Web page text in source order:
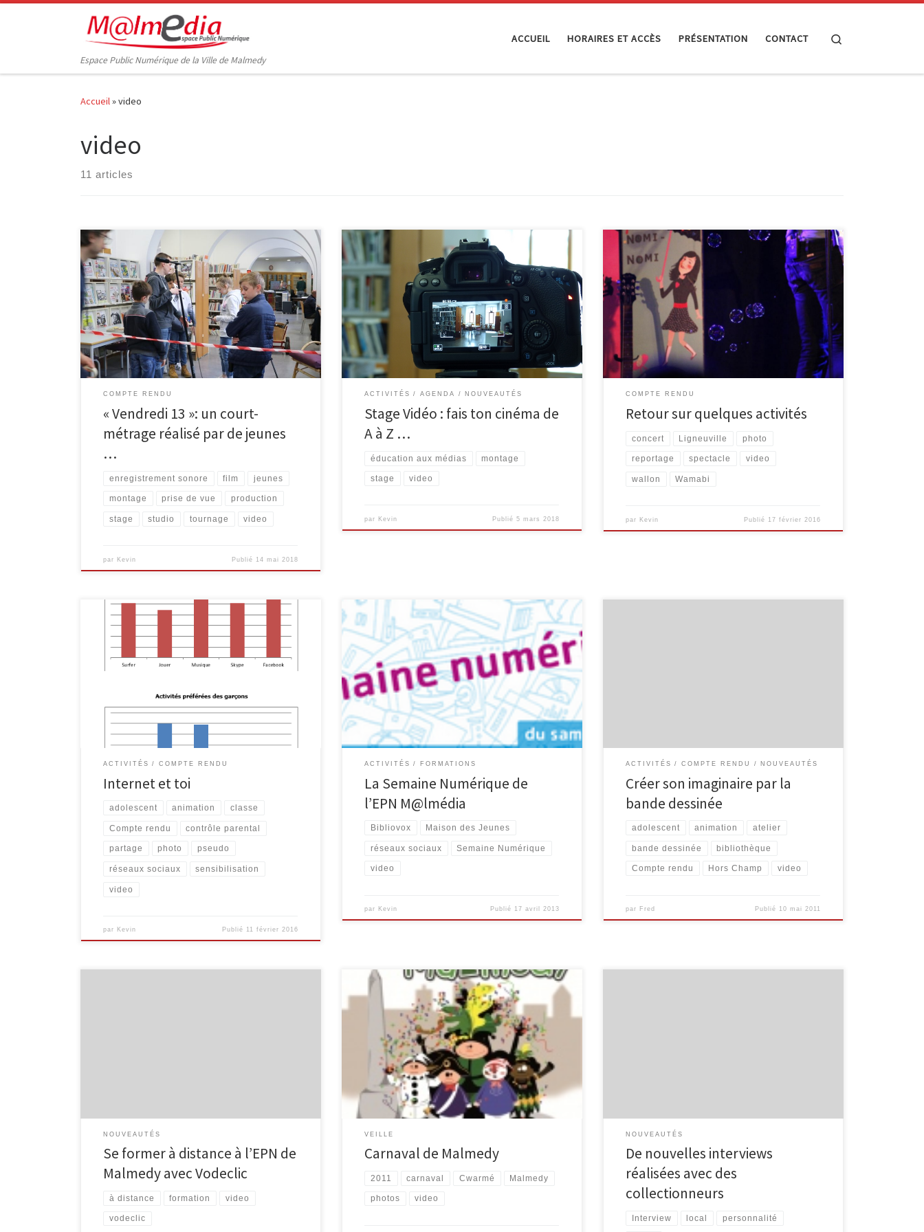
Passer au contenu
Espace Public Numérique de la Ville de Malmedy
ACCUEIL HORAIRES ET ACCÈS PRÉSENTATION CONTACT
Accueil»video
video
11 articles
Du 09 au 13 avril 2018, l’EPN M@lmédia a proposé le
stage « Fais ton cinéma de A à Z » consacré à la
découverte de la réalisation vidéo. Sept jeunes âgés
de 11 à 13 ans y ont réalisé la fiction Vendredi 13, le
titre faisant référence au dernier jour de stage. […]
COMPTE RENDU
« Vendredi 13 »: un court-
métrage réalisé par de jeunes
…
enregistrement sonore film jeunes
montage prise de vue production
stage studio tournage video
par Kevin Publié 14 mai 2018
Rendez-vous à l’EPN de Malmedy, du 09 au 13 avril,
pour participer à un stage vidéo. Réalise un court-
métrage en équipe avec du matériel quasi
professionnel. De la création du scénario à la diffusion,
découvre les différentes phases de la réalisation
vidéo (prise de vue, montage…) et laisse libre cours
[…]
ACTIVITÉS AGENDA NOUVEAUTÉS
Stage Vidéo : fais ton cinéma de
A à Z …
éducation aux médias montage
stage video
par Kevin Publié 5 mars 2018
L’EPN a participé, ces derniers mois, à de nombreuses
activités, soit en les organisant, soit en proposant un
soutien technique et matériel. Quelques-unes ont fait
l’objet d’articles sur le site Wamabi des bibliothèques
de Waimes et Malmedy. Marathon de lecture en
wallon Au mois de septembre, le marathon de lecture
[…]
COMPTE RENDU
Retour sur quelques activités
concert Ligneuville photo
reportage spectacle video
wallon Wamabi
par Kevin Publié 17 février 2016
L’animation « Internet et toi » est proposée depuis
InforJeunes Malmedy et l’EPN M@lmédia. Elle a déjà
élèves des classes de 2ème secondaires à réfléchir à
l’utilisation qu’ils font d’Internet et d’autres outils […]
ACTIVITÉS COMPTE RENDU
Internet et toi
adolescent animation classe
Compte rendu contrôle parental
partage photo pseudo
réseaux sociaux sensibilisation
video
par Kevin Publié 11 février 2016
La Semaine Numérique se déroule cette année du
samedi 20 au vendredi 26 avril 2013. Il s’agit d’un
moment unique dans l’année pour réfléchir, informer,
sensibiliser, accompagner le public dans
l’appropriation des technologies de l’information.
Comme chaque année, l’EPN M@lmédia s’inscrit à
cette semaine pour proposer différents moments.
Deux ateliers sont […]
ACTIVITÉS FORMATIONS
La Semaine Numérique de
l’EPN M@lmédia
Bibliovox Maison des Jeunes
réseaux sociaux Semaine Numérique
video
par Kevin Publié 17 avril 2013
ACTIVITÉS COMPTE RENDU NOUVEAUTÉS
Créer son imaginaire par la
bande dessinée
adolescent animation atelier
bande dessinée bibliothèque
Compte rendu Hors Champ video
par Fred Publié 10 mai 2011
NOUVEAUTÉS
Se former à distance à l’EPN de
Malmedy avec Vodeclic
à distance formation video
vodeclic
Bon nombre de photographes ont sillonné les rues de
Malmedy pendant le Cwarmé. Trois d’entre eux nous
font le plaisir de mettre en ligne leurs clichés et/ou
captures vidéos. – Dominic JACOB – François DETRY, via
le site ArdenneWeb : – Telefiesse Par ailleurs, la Ville
de Malmedy a mis […]
VEILLE
Carnaval de Malmedy
2011 carnaval Cwarmé Malmedy
photos video
NOUVEAUTÉS
De nouvelles interviews
réalisées avec des
collectionneurs
Interview local personnalité